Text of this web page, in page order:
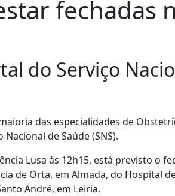
fechadas
do Serviço
das especialidades de
de Saúde (SNS).
Lusa às 12h15, está previsto o
de Orta, em Almada, do Hospital
André, em Leiria.